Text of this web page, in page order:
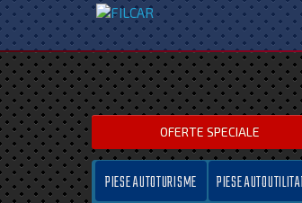
OFERTE SPECIALE
PIESE AUTOTURISME PIESE